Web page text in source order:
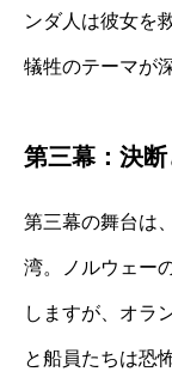
ンダ人は彼女を
犠牲のテーマが
第三幕：決
第三幕の舞台は
湾。ノルウェー
しますが、オラ
と船員たちは恐